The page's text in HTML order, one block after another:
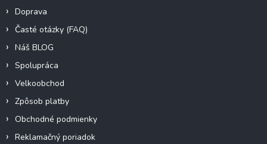
Doprava
Časté otázky (FAQ)
Náš BLOG
Spolupráca
Velkoobchod
Zpôsob platby
Obchodné podmienky
Reklamačný poriadok